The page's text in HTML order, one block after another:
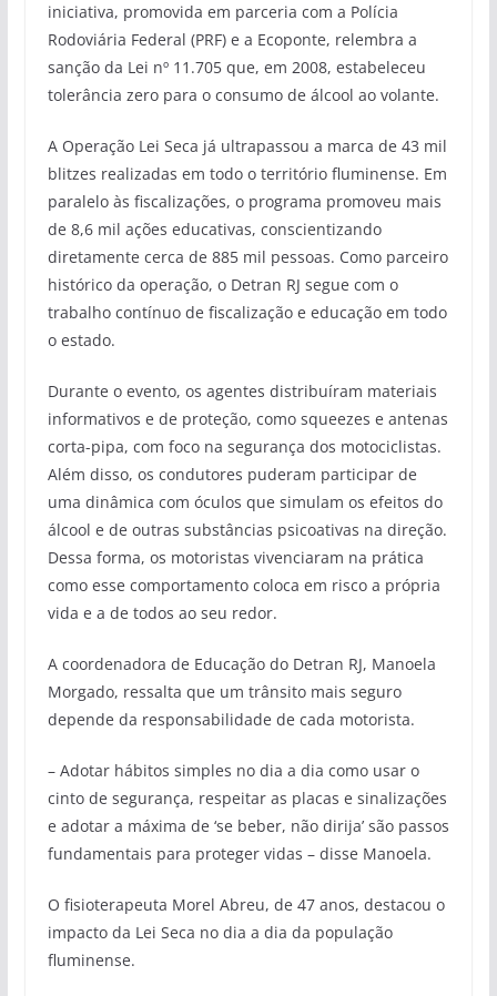
iniciativa, promovida em parceria com a Polícia
Rodoviária Federal (PRF) e a Ecoponte, relembra a
sanção da Lei nº 11.705 que, em 2008, estabeleceu
tolerância zero para o consumo de álcool ao volante.
A Operação Lei Seca já ultrapassou a marca de 43 mil
blitzes realizadas em todo o território fluminense. Em
paralelo às fiscalizações, o programa promoveu mais
de 8,6 mil ações educativas, conscientizando
diretamente cerca de 885 mil pessoas. Como parceiro
histórico da operação, o Detran RJ segue com o
trabalho contínuo de fiscalização e educação em todo
o estado.
Durante o evento, os agentes distribuíram materiais
informativos e de proteção, como squeezes e antenas
corta-pipa, com foco na segurança dos motociclistas.
Além disso, os condutores puderam participar de
uma dinâmica com óculos que simulam os efeitos do
álcool e de outras substâncias psicoativas na direção.
Dessa forma, os motoristas vivenciaram na prática
como esse comportamento coloca em risco a própria
vida e a de todos ao seu redor.
A coordenadora de Educação do Detran RJ, Manoela
Morgado, ressalta que um trânsito mais seguro
depende da responsabilidade de cada motorista.
– Adotar hábitos simples no dia a dia como usar o
cinto de segurança, respeitar as placas e sinalizações
e adotar a máxima de ‘se beber, não dirija’ são passos
fundamentais para proteger vidas – disse Manoela.
O fisioterapeuta Morel Abreu, de 47 anos, destacou o
impacto da Lei Seca no dia a dia da população
fluminense.